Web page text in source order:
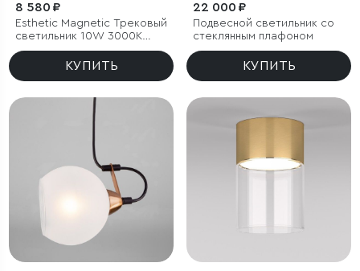
8 580 ₽
Esthetic Magnetic Трековый
светильник 10W 3000K
(чёрный)
КУПИТЬ
22 000 ₽
Подвесной светильник со
стеклянным плафоном
КУПИТЬ